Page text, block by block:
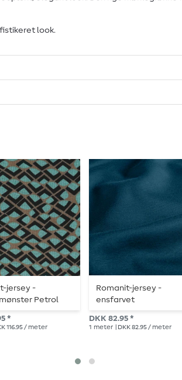
look.
jersey -
Petrol
*
116.95 / meter
Romanit-jersey -
ensfarvet
petroleumsgrøn
DKK 82.95 *
1 meter | DKK 82.95 / meter